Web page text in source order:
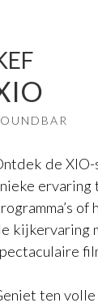
de
ervaring
kijkervaring
ten